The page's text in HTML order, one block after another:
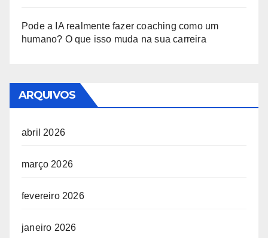
Pode a IA realmente fazer coaching como um
humano? O que isso muda na sua carreira
ARQUIVOS
abril 2026
março 2026
fevereiro 2026
janeiro 2026